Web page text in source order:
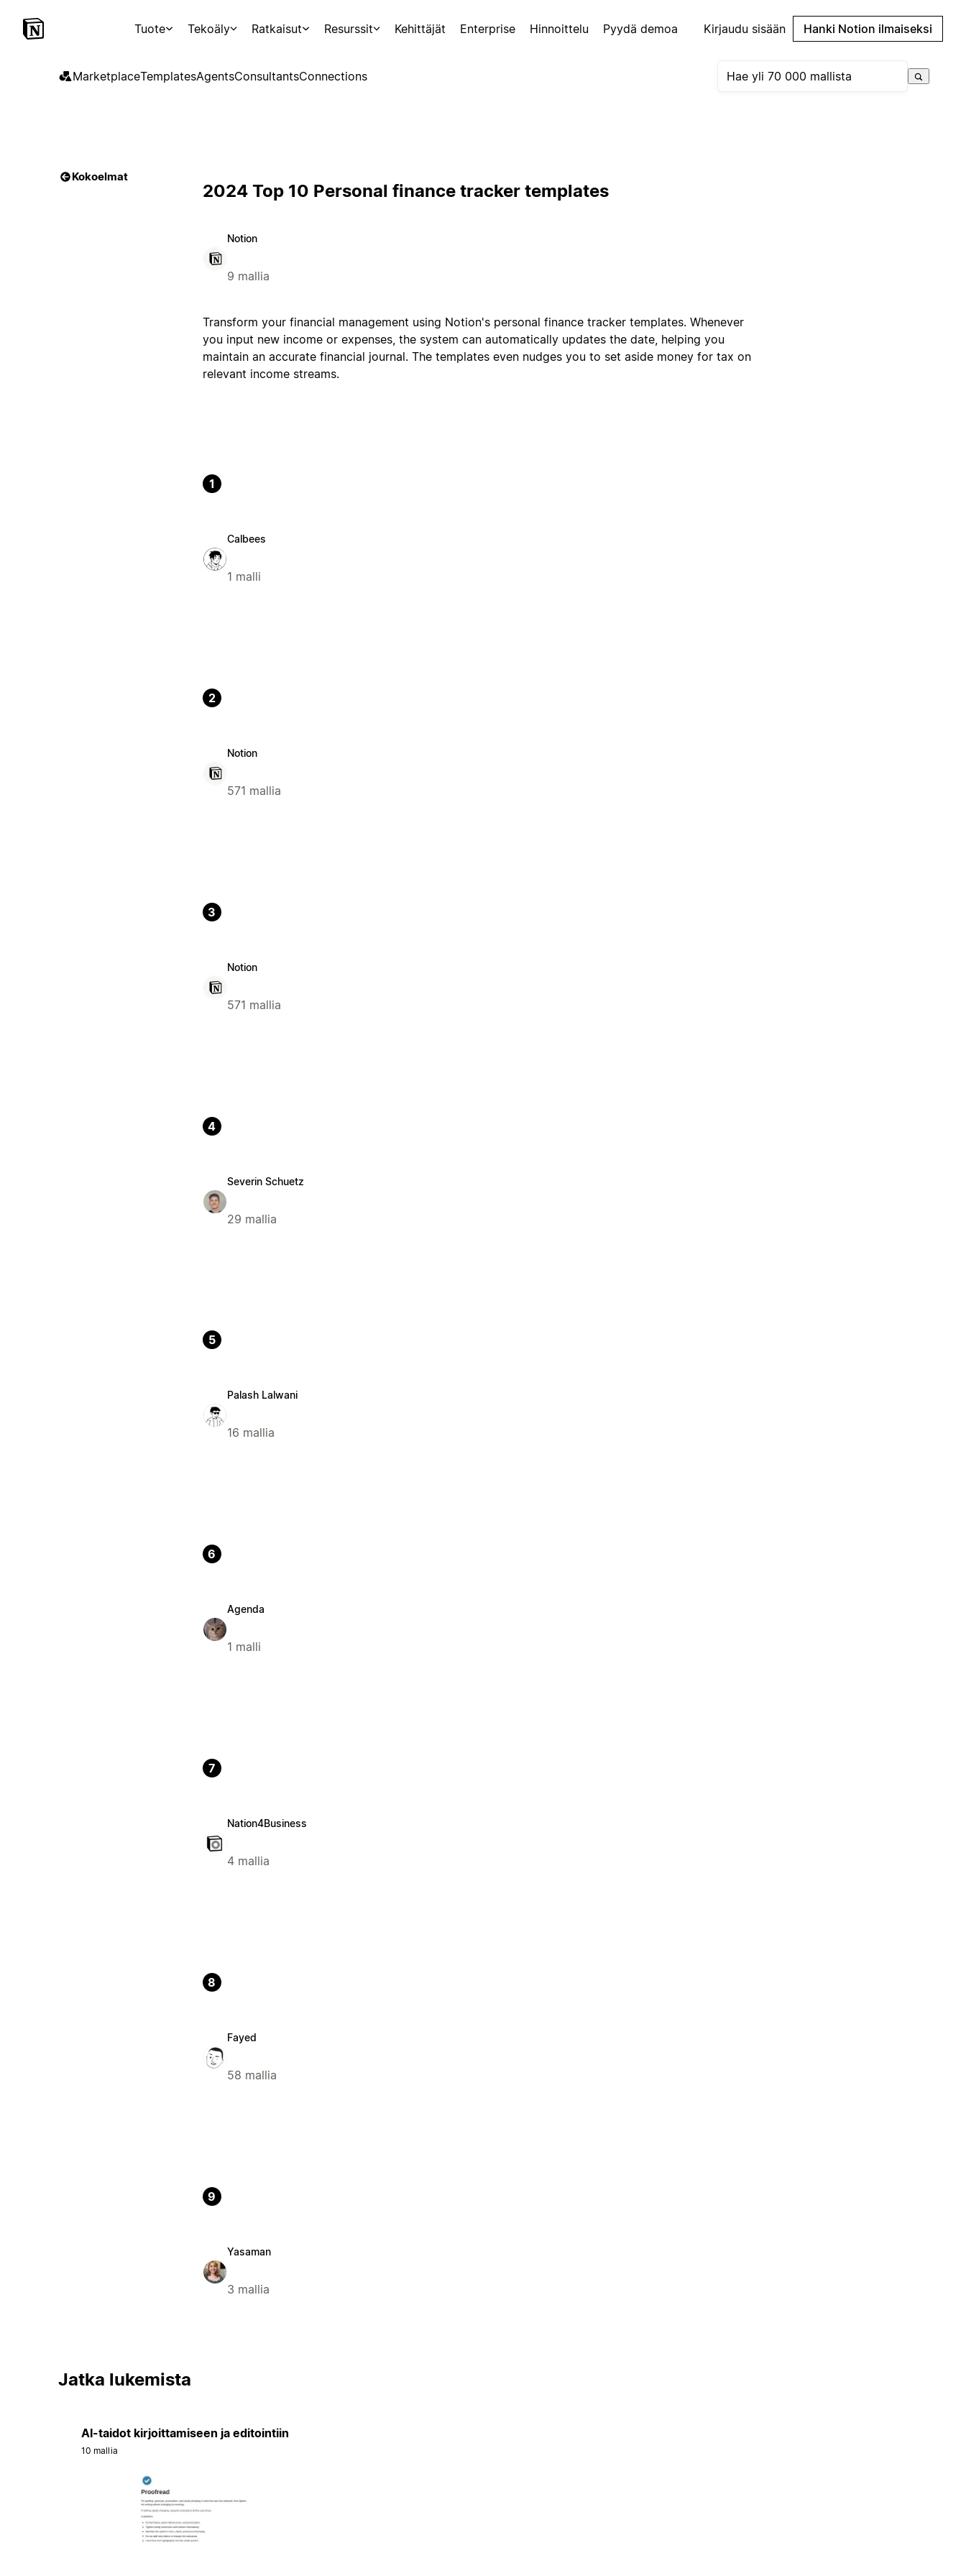
Tuote Tekoäly Ratkaisut Resurssit Kehittäjät Enterprise Hinnoittelu Pyydä demoa Kirjaudu sisään Hanki Notion ilmaiseksi
MarketplaceTemplatesAgentsConsultantsConnections
Kokoelmat
2024 Top 10 Personal finance tracker templates
Notion
9 mallia
Transform your financial management using Notion's personal finance tracker templates. Whenever
you input new income or expenses, the system can automatically updates the date, helping you
maintain an accurate financial journal. The templates even nudges you to set aside money for tax on
relevant income streams.
1
Calbees
1 malli
2
Notion
571 mallia
3
Notion
571 mallia
4
Severin Schuetz
29 mallia
5
Palash Lalwani
16 mallia
6
Agenda
1 malli
7
Nation4Business
4 mallia
8
Fayed
58 mallia
9
Yasaman
3 mallia
Jatka lukemista
AI-taidot kirjoittamiseen ja editointiin
10 mallia